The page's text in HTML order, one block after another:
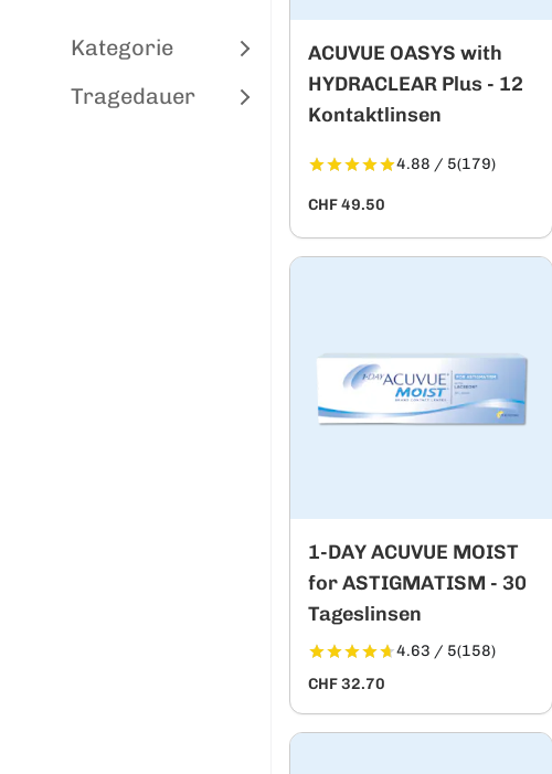
Kategorie
Tragedauer
ACUVUE OASYS with
HYDRACLEAR Plus - 12
Kontaktlinsen
4.88 / 5(179)
CHF 49.50
1-DAY ACUVUE MOIST
for ASTIGMATISM - 30
Tageslinsen
4.63 / 5(158)
CHF 32.70